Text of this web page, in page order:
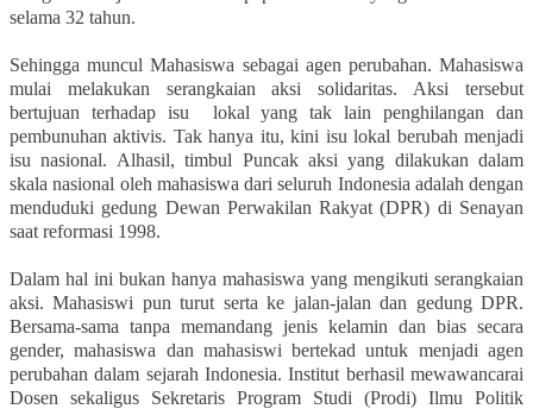
selama 32 tahun.
Sehingga muncul Mahasiswa sebagai agen perubahan. Mahasiswa
mulai melakukan serangkaian aksi solidaritas. Aksi tersebut
bertujuan terhadap isu
lokal yang tak lain penghilangan dan
pembunuhan aktivis. Tak hanya itu, kini isu lokal berubah menjadi
isu nasional. Alhasil, timbul Puncak aksi yang dilakukan dalam
skala nasional oleh mahasiswa dari seluruh Indonesia adalah dengan
menduduki gedung Dewan Perwakilan Rakyat (DPR) di Senayan
saat reformasi 1998.
Dalam hal ini bukan hanya mahasiswa yang mengikuti serangkaian
aksi. Mahasiswi pun turut serta ke jalan-jalan dan gedung DPR.
Bersama-sama tanpa memandang jenis kelamin dan bias secara
gender, mahasiswa dan mahasiswi bertekad untuk menjadi agen
perubahan dalam sejarah Indonesia. Institut berhasil mewawancarai
Dosen sekaligus Sekretaris Program Studi (Prodi) Ilmu Politik